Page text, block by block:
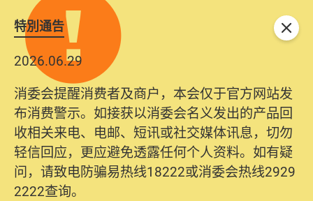
特別通告
2026.06.29
消委会提醒消费者及商户，本会仅于官方网站发
布消费警示。如接获以消委会名义发出的产品回
收相关来电、电邮、短讯或社交媒体讯息，切勿
轻信回应，更应避免透露任何个人资料。如有疑
问，请致电防骗易热线18222或消委会热线2929
2222查询。
关闭